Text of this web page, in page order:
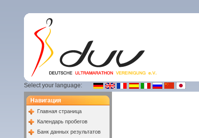
Select your language:
Навигация
Главная страница
Календарь пробегов
Банк данных результатов